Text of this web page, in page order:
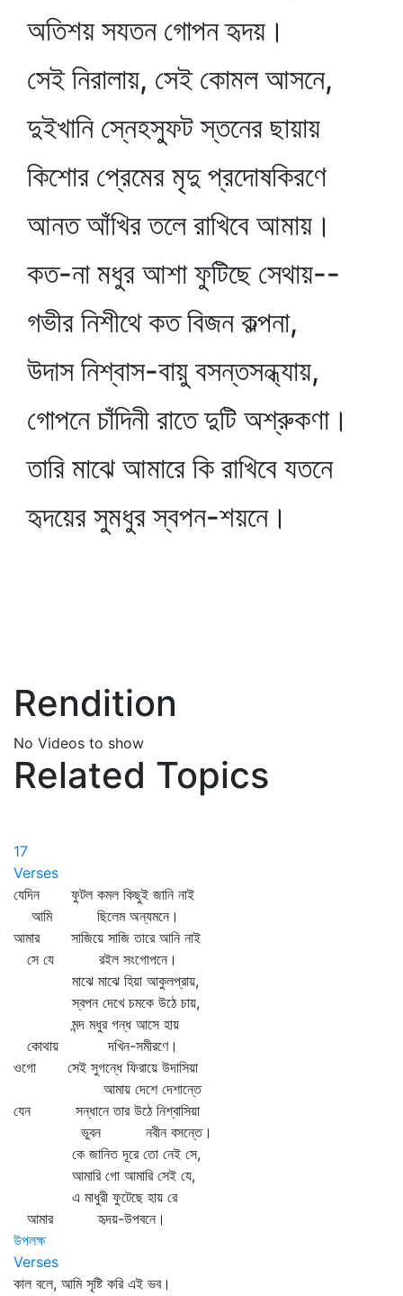
অতিশয় সযতন গোপন হৃদয়।
সেই নিরালায়, সেই কোমল আসনে,
দুইখানি স্নেহস্ফুট স্তনের ছায়ায়
কিশোর প্রেমের মৃদু প্রদোষকিরণে
আনত আঁখির তলে রাখিবে আমায়।
কত-না মধুর আশা ফুটিছে সেথায়--
গভীর নিশীথে কত বিজন কল্পনা,
উদাস নিশ্বাস-বায়ু বসন্তসন্ধ্যায়,
গোপনে চাঁদিনী রাতে দুটি অশ্রুকণা।
তারি মাঝে আমারে কি রাখিবে যতনে
হৃদয়ের সুমধুর স্বপন-শয়নে।
Rendition
No Videos to show
Related Topics
17
Verses
যেদিন ফুটল কমল কিছুই জানি নাই
আমি ছিলেম অন্যমনে।
আমার সাজিয়ে সাজি তারে আনি নাই
সে যে রইল সংগোপনে।
মাঝে মাঝে হিয়া আকুলপ্রায়,
স্বপন দেখে চমকে উঠে চায়,
মন্দ মধুর গন্ধ আসে হায়
কোথায় দখিন-সমীরণে।
ওগো সেই সুগন্ধে ফিরায়ে উদাসিয়া
আমায় দেশে দেশান্তে
যেন সন্ধানে তার উঠে নিশ্বাসিয়া
ভুবন নবীন বসন্তে।
কে জানিত দূরে তো নেই সে,
আমারি গো আমারি সেই যে,
এ মাধুরী ফুটেছে হায় রে
আমার হৃদয়-উপবনে।
উপলক্ষ
Verses
কাল বলে, আমি সৃষ্টি করি এই ভব।